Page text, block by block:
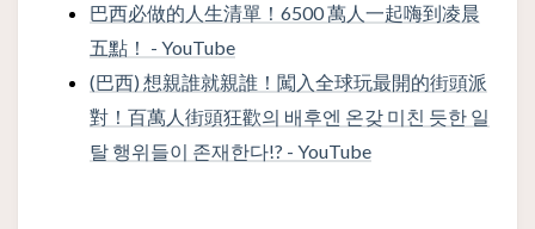
巴西必做的人生清單！6500 萬人一起嗨到凌晨
五點！ - YouTube
(巴西) 想親誰就親誰！闖入全球玩最開的街頭派
對！百萬人街頭狂歡의 배후엔 온갖 미친 듯한 일
탈 행위들이 존재한다!? - YouTube